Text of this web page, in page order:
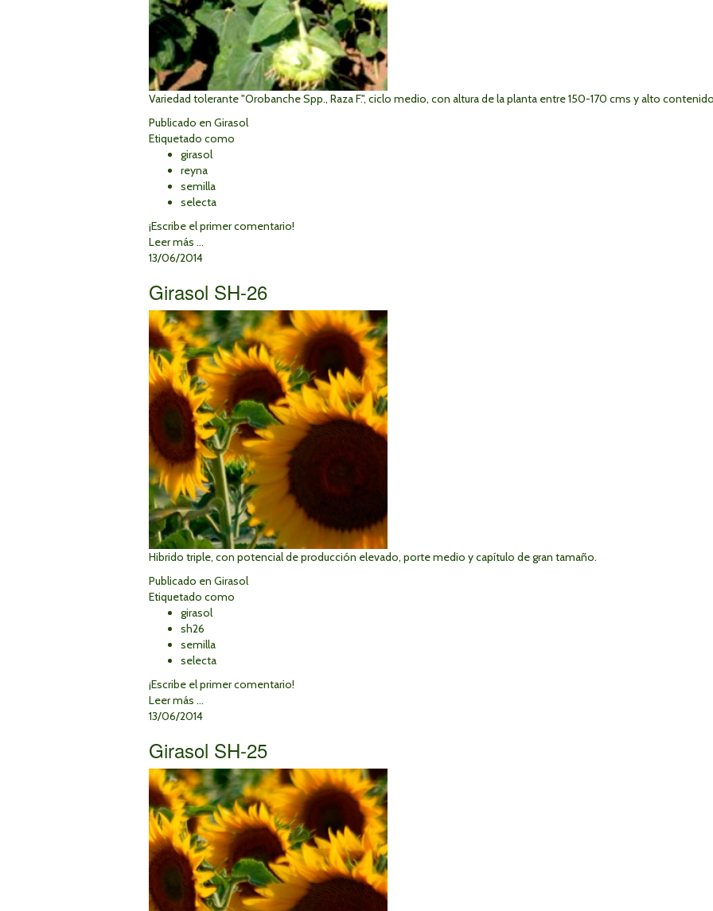
Variedad tolerante "Orobanche Spp., Raza F.", ciclo medio, con altura de la planta entre 150-170 cms y alto
Publicado en Girasol
Etiquetado como
girasol
reyna
semilla
selecta
¡Escribe el primer comentario!
Leer más ...
13/06/2014
Girasol SH-26
Hibrido triple, con potencial de producción elevado, porte medio y capítulo de gran tamaño.
Publicado en Girasol
Etiquetado como
girasol
sh26
semilla
selecta
¡Escribe el primer comentario!
Leer más ...
13/06/2014
Girasol SH-25